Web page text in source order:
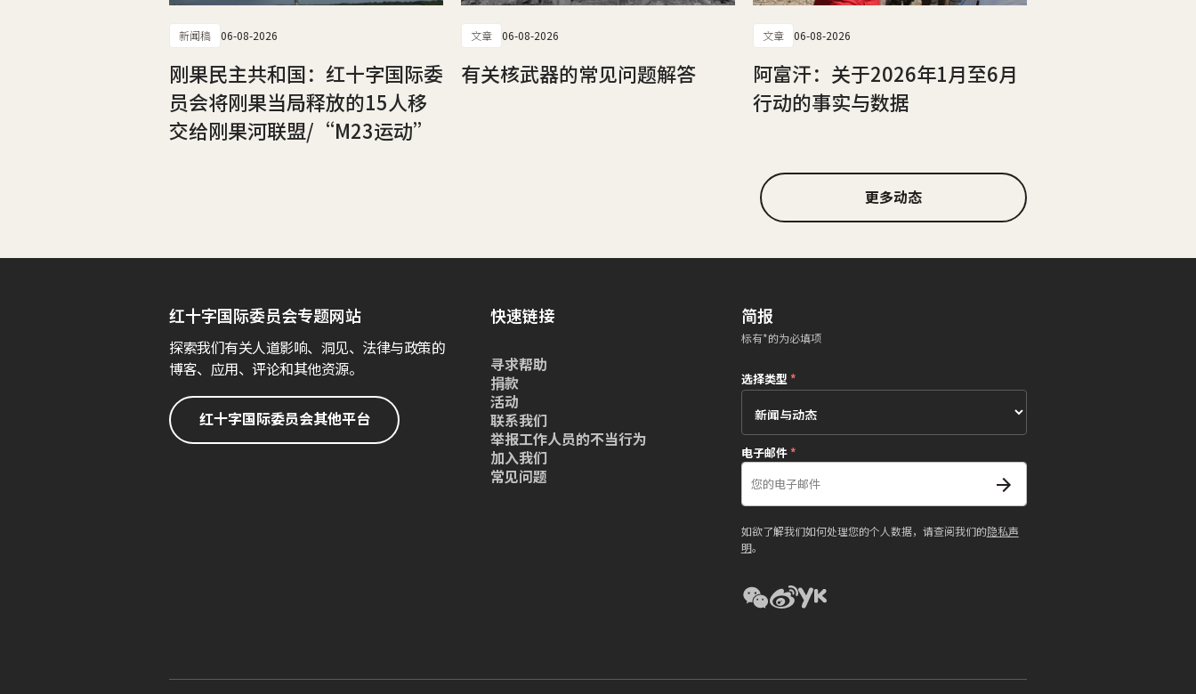
新闻稿 06-08-2026
刚果民主共和国：红十字国际委
员会将刚果当局释放的15人移
交给刚果河联盟/“M23运动”
文章 06-08-2026
有关核武器的常见问题解答
文章 06-08-2026
阿富汗：关于2026年1月至6月
行动的事实与数据
更多动态
红十字国际委员会专题网站
探索我们有关人道影响、洞见、法律与政策的
博客、应用、评论和其他资源。
红十字国际委员会其他平台
快速链接
寻求帮助
捐款
活动
联系我们
举报工作人员的不当行为
加入我们
常见问题
简报
标有*的为必填项
选择类型*
电子邮件*
如欲了解我们如何处理您的个人数据，请查阅我们的隐私声
明。